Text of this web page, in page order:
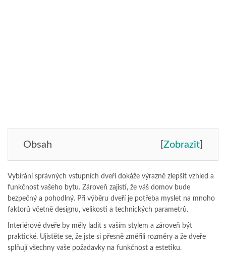
Obsah Zobrazit
Vybírání správných vstupních dveří dokáže výrazně zlepšit vzhled a
funkčnost vašeho bytu. Zároveň zajistí, že váš domov bude
bezpečný a pohodlný. Při výběru dveří je potřeba myslet na mnoho
faktorů včetně designu, velikosti a technických parametrů.
Interiérové dveře by měly ladit s vaším stylem a zároveň být
praktické. Ujistěte se, že jste si přesně změřili rozměry a že dveře
splňují všechny vaše požadavky na funkčnost a estetiku.